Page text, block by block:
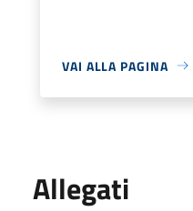
VAI ALLA PAGINA
Allegati